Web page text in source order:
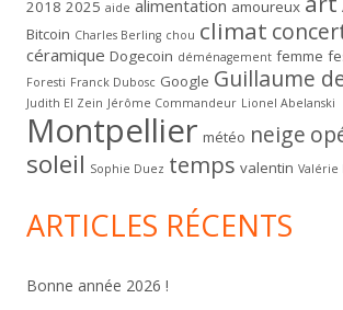
2018 2025 aide alimentation amoureux
Bitcoin Charles Berling chou climat
céramique Dogecoin déménagement femme
Foresti Franck Dubosc Google Guillaume
Judith El Zein Jérôme Commandeur Lionel Abelanski
Montpellier météo neige
soleil Sophie Duez temps valentin Valérie
ARTICLES RÉCENTS
Bonne année 2026 !